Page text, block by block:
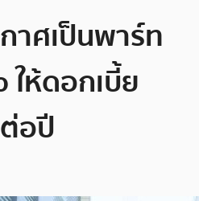
าศเป็นพาร์ท
ให้ดอกเบี้ย
อปี